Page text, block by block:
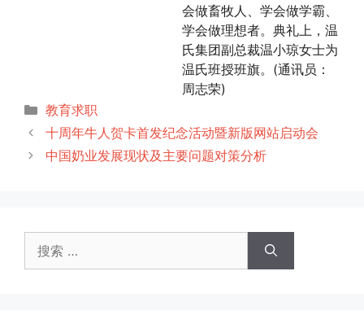
会做畜牧人、学会做学霸、
学会做理想者。典礼上，温
氏集团副总裁温小琼女士为
温氏班授班旗。(通讯员：
周志荣)
分
类
教育求职
十周年牛人贺卡首发纪念活动暨新版网站启动会
中国奶业发展现状及主要问题对策分析
索：